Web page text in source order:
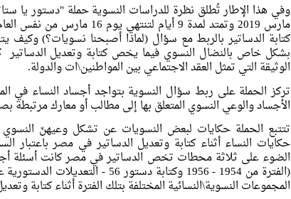
مارس 2019 وتمتد لمدة 9 أيام
كتابة الدساتير بالربط مع سؤال (لماذا أصبحنا نسويات؟)
بشكل خاص بالنضال النسوي فيما يخص كتابة وتعديل الدساتير
الوثيقة التي تمثل العقد الاجتماعي بين المواطنين\ات والدولة.
تركز الحملة على ربط سؤال النسوية بتواجد أجساد النساء في
الأجساد والوعي النسوي المتعلق بها إلى مطالب أو معارك مرتبطة
تتتبع الحملة حكايات لبعض النسويات عن تشكل وعيهنّ
حكايات النساء أثناء كتابة وتعديل الدساتير في مصر باعتبار
الضوء على ثلاثة محطات تخص الدساتير في مصر كانت أسئلة
المجموعات النسوية\النسائية المختلفة بتلك الفترة أثناء كتابة